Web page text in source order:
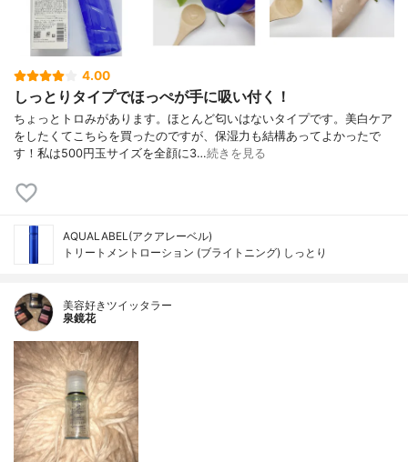
4.00
しっとりタイプでほっぺが手に吸い付く！
ちょっとトロみがあります。ほとんど匂いはないタイプです。美白ケア
をしたくてこちらを買ったのですが、保湿力も結構あってよかったで
す！私は500円玉サイズを全顔に3…続きを見る
AQUALABEL(アクアレーベル)
トリートメントローション (ブライトニング) しっとり
美容好きツイッタラー
泉鏡花